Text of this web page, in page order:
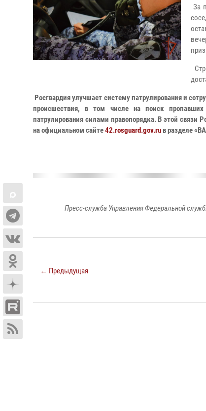
За
Росгвардия улучшает систему патрулирования и
происшествия, в том числе на поиск
патрулирования силами правопорядка. В этой связи
на официальном сайте42.rosguard.gov.ru в разделе
Пресс-служба Управления Федеральной
← Предыдущая